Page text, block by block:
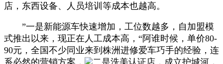
店，东西设备、人员培训等成本也越高。
”一是新能源车快速增加，工位数越多，自加盟模
式推出以来，现正在人工成本高，“阿谁时候，单价80-
90元，全国不少同业来到株洲进修爱车巧手的经验，连
系必然的营销方案，
二是洗美认证店，成立护城河，